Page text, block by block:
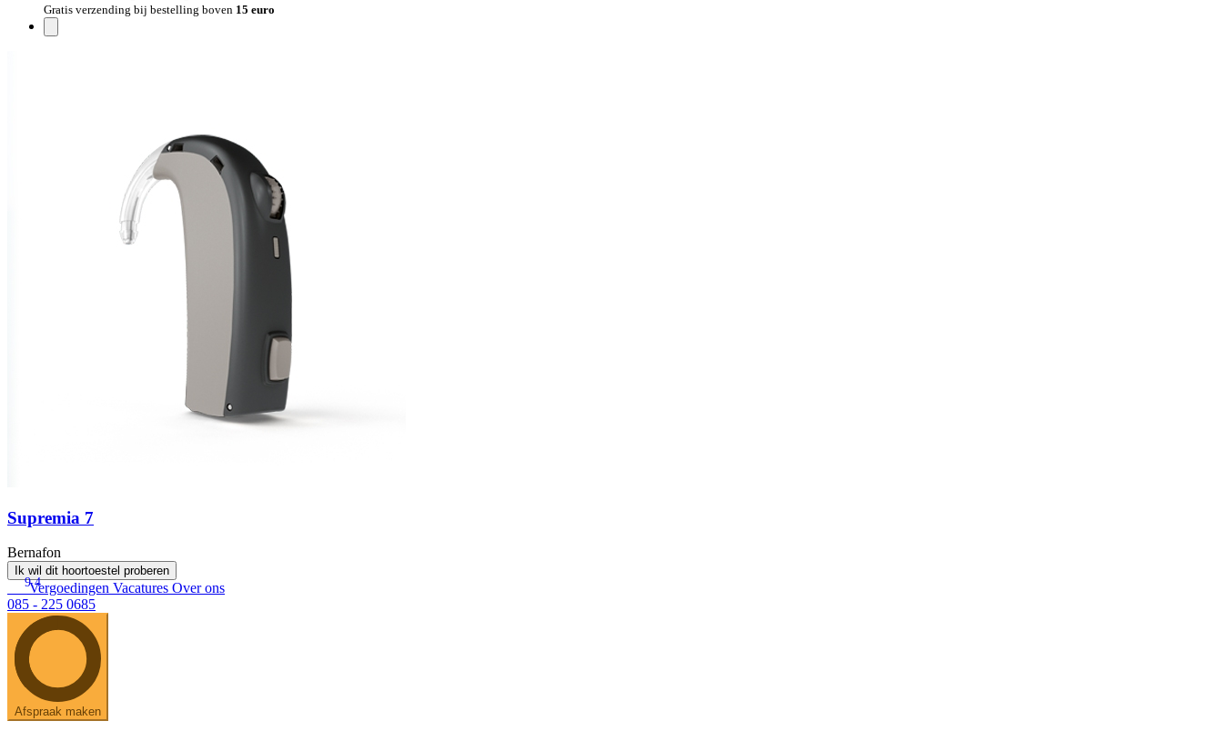
Gratis verzending bij bestelling boven 15 euro
Supremia 7
Bernafon
Ik wil dit hoortoestel proberen
9.4
Vergoedingen Vacatures Over ons
085 - 225 0685
Afspraak maken